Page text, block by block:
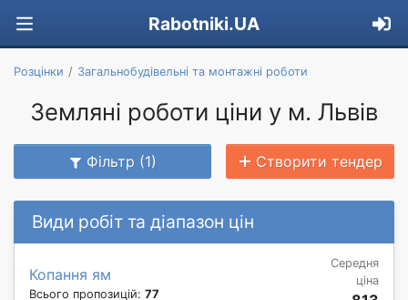
Rabotniki.UA
Розцінки Загальнобудівельні та монтажні роботи
Земляні роботи ціни у м. Львів
Фільтр (1) Створити тендер
Види робіт та діапазон цін
Копання ям
Всього пропозицій: 77
Середня
ціна